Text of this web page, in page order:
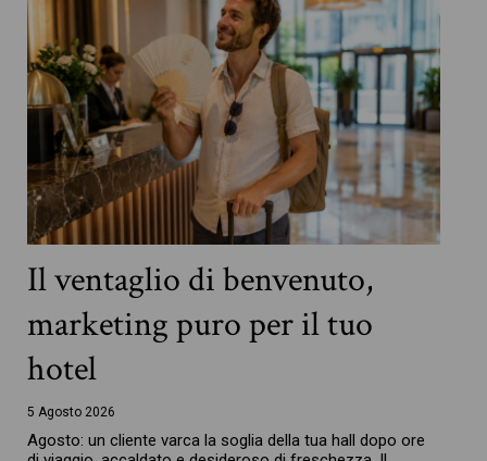
Il ventaglio di benvenuto,
marketing puro per il tuo
hotel
5 Agosto 2026
Agosto: un cliente varca la soglia della tua hall dopo ore